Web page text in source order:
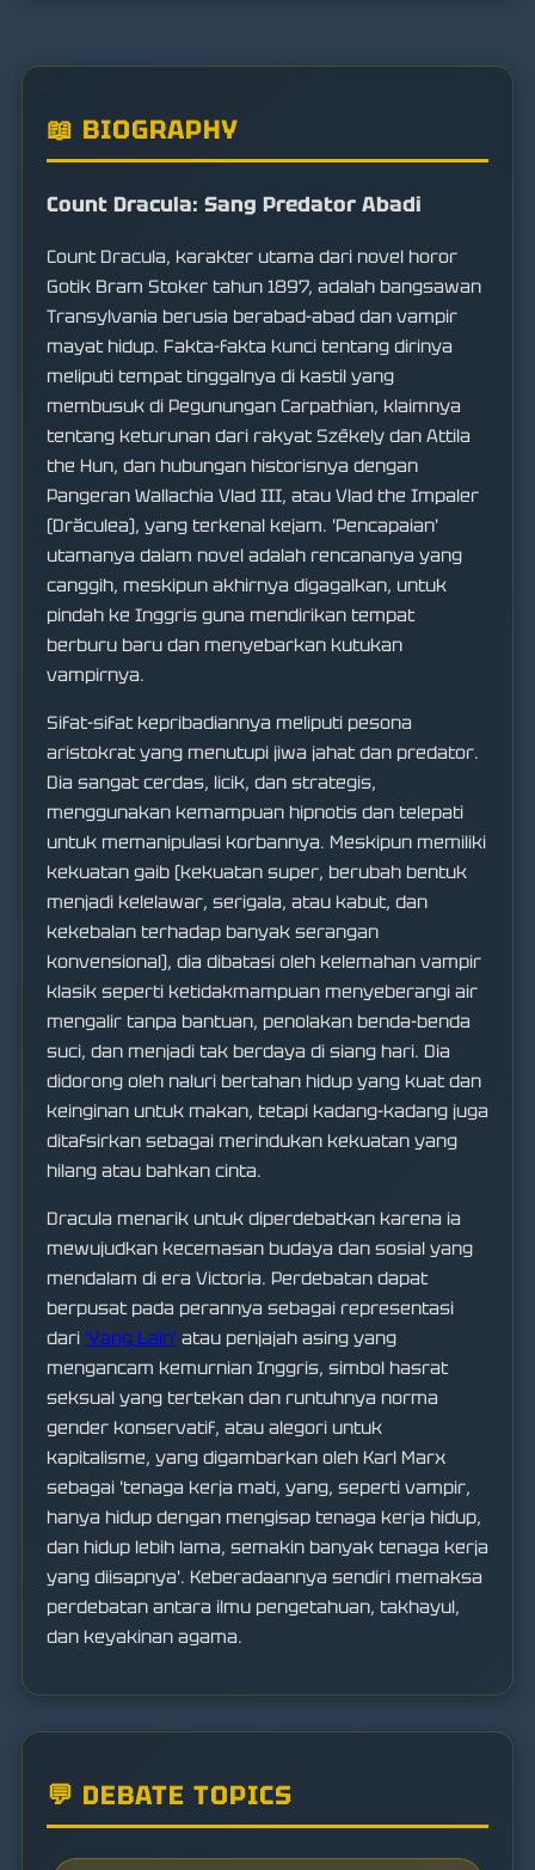
📖 BIOGRAPHY
Count Dracula: Sang Predator Abadi
Count Dracula, karakter utama dari novel horor
Gotik Bram Stoker tahun 1897, adalah bangsawan
Transylvania berusia berabad-abad dan vampir
mayat hidup. Fakta-fakta kunci tentang dirinya
meliputi tempat tinggalnya di kastil yang
membusuk di Pegunungan Carpathian, klaimnya
tentang keturunan dari rakyat Székely dan Attila
the Hun, dan hubungan historisnya dengan
Pangeran Wallachia Vlad III, atau Vlad the Impaler
(Drăculea), yang terkenal kejam. 'Pencapaian'
utamanya dalam novel adalah rencananya yang
canggih, meskipun akhirnya digagalkan, untuk
pindah ke Inggris guna mendirikan tempat
berburu baru dan menyebarkan kutukan
vampirnya.
Sifat-sifat kepribadiannya meliputi pesona
aristokrat yang menutupi jiwa jahat dan predator.
Dia sangat cerdas, licik, dan strategis,
menggunakan kemampuan hipnotis dan telepati
untuk memanipulasi korbannya. Meskipun memiliki
kekuatan gaib (kekuatan super, berubah bentuk
menjadi kelelawar, serigala, atau kabut, dan
kekebalan terhadap banyak serangan
konvensional), dia dibatasi oleh kelemahan vampir
klasik seperti ketidakmampuan menyeberangi air
mengalir tanpa bantuan, penolakan benda-benda
suci, dan menjadi tak berdaya di siang hari. Dia
didorong oleh naluri bertahan hidup yang kuat dan
keinginan untuk makan, tetapi kadang-kadang juga
ditafsirkan sebagai merindukan kekuatan yang
hilang atau bahkan cinta.
Dracula menarik untuk diperdebatkan karena ia
mewujudkan kecemasan budaya dan sosial yang
mendalam di era Victoria. Perdebatan dapat
berpusat pada perannya sebagai representasi
dari 'Yang Lain' atau penjajah asing yang
mengancam kemurnian Inggris, simbol hasrat
seksual yang tertekan dan runtuhnya norma
gender konservatif, atau alegori untuk
kapitalisme, yang digambarkan oleh Karl Marx
sebagai 'tenaga kerja mati, yang, seperti vampir,
hanya hidup dengan mengisap tenaga kerja hidup,
dan hidup lebih lama, semakin banyak tenaga kerja
yang diisapnya'. Keberadaannya sendiri memaksa
perdebatan antara ilmu pengetahuan, takhayul,
dan keyakinan agama.
💬 DEBATE TOPICS